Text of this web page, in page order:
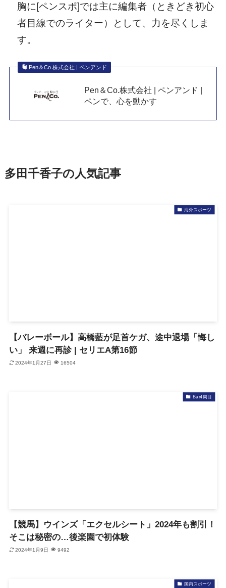
胸に[ペンスポ]では主に編集者（ときどき初心
者目線でのライター）として、力を尽くしま
す。
Pen＆Co.株式会社 | ペンアンド
Pen＆Co.株式会社 | ペンアンド |
ペンで、心を動かす
多田千香子の人気記事
海外スポーツ
【バレーボール】高橋藍が足首ケガ、途中退場「悔し
い」 来週に再診 | セリエA第16節
2024年1月27日 16504
Bar4周目
【競馬】ウインズ「エクセルシート」2024年も割引！
そこは秘密の…後楽園で初体験
2024年1月9日 9492
国内スポーツ